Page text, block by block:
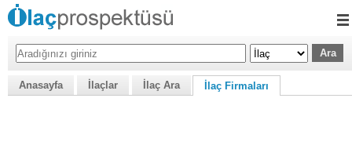
Anasayfa İlaçlar İlaç Ara İlaç Firmaları